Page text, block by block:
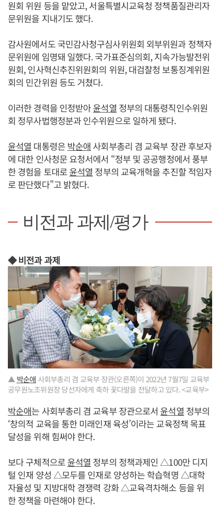
원회 위원 등을 맡았고, 서울특별시교육청 정책품질관리자
문위원을 지내기도 했다.
감사원에서도 국민감사청구심사위원회 외부위원과 정책자
문위원에 임명돼 일했다. 국가표준심의회, 지속가능발전위
원회, 인사혁신추진위원회의 위원, 대검찰청 보통징계위원
회의 민간위원 등도 거쳤다.
이러한 경력을 인정받아윤석열 정부의 대통령직인수위원
회 정무사법행정분과 인수위원으로 일하게 됐다.
윤석열 대통령은박순애 사회부총리 겸 교육부 장관 후보자
에 대한 인사청문 요청서에서 “정부 및 공공행정에서 풍부
한 경험을 토대로윤석열 정부의 교육개혁을 추진할 적임자
로 판단했다”고 밝혔다.
비전과 과제/평가
◆ 비전과 과제
▲ 박순애 사회부총리 겸 교육부 장관(오른쪽)이 2022년 7월7일 교육부
공무원노조위원장 당선자에게 축하 꽃다발을 전달하고 있다. <교육부>
박순애는 사회부총리 겸 교육부 장관으로서 윤석열 정부의
‘창의적 교육을 통한 미래인재 육성’이라는 교육정책 목표
달성을 위해 힘써야 한다.
보다 구체적으로윤석열 정부의 정책과제인 △100만 디지
털 인재 양성 △모두를 인재로 양성하는 학습혁명 △대학
자율성 및 지방대학 경쟁력 강화 △교육격차해소 등을 위
한 정책을 마련해야 한다.